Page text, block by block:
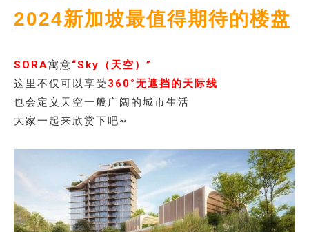
2024新加坡最值得期待的楼盘
SORA寓意“Sky（天空）”
这里不仅可以享受 360°无遮挡的天际线
也会定义天空一般广阔的城市生活
大家一起来欣赏下吧~